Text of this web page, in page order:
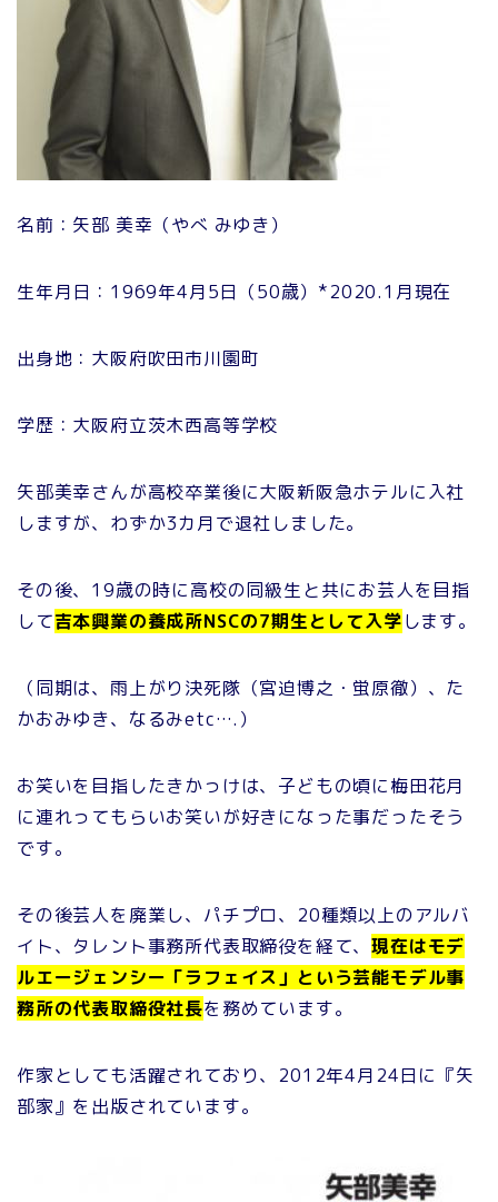
名前：矢部 美幸（やべ みゆき）
生年月日：1969年4月5日（50歳）*2020.1月現在
出身地：大阪府吹田市川園町
学歴：大阪府立茨木西高等学校
矢部美幸さんが高校卒業後に大阪新阪急ホテルに入社
しますが、わずか3カ月で退社しました。
その後、19歳の時に高校の同級生と共にお芸人を目指
して吉本興業の養成所NSCの7期生として入学します。
（同期は、雨上がり決死隊（宮迫博之・蛍原徹）、た
かおみゆき、なるみetc….）
お笑いを目指したきかっけは、子どもの頃に梅田花月
に連れってもらいお笑いが好きになった事だったそう
です。
その後芸人を廃業し、パチプロ、20種類以上のアルバ
イト、タレント事務所代表取締役を経て、現在はモデ
ルエージェンシー「ラフェイス」という芸能モデル事
務所の代表取締役社長を務めています。
作家としても活躍されており、2012年4月24日に『矢
部家』を出版されています。